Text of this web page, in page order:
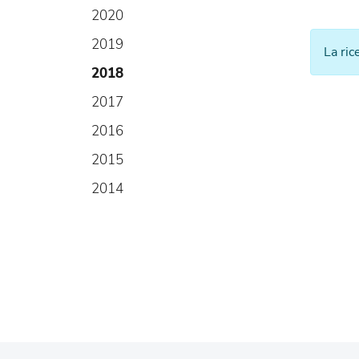
2020
2019
2018
2017
2016
2015
2014
La